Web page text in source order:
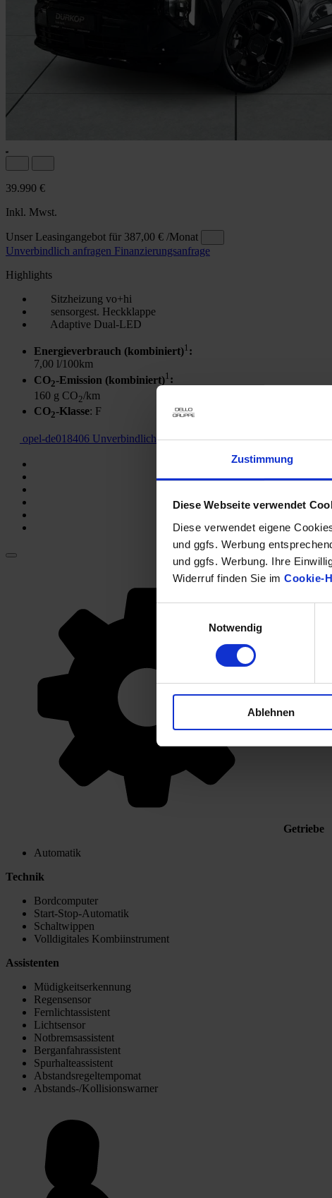
Zustimmung
Diese Webseite verwendet
Diese verwendet eigene
und ggfs. Werbung
und ggfs. Werbung. Ihre
Widerruf finden Sie im Cookie-
Notwendig
Ablehnen
39.990 €
Inkl. Mwst.
Unser Leasingangebot für 387,00 € /Monat
Unverbindlich anfragen Finanzierungsanfrage
Highlights
Sitzheizung vo+hi
sensorgest. Heckklappe
Adaptive Dual-LED
Energieverbrauch (kombiniert)1 :
7,00 l/100km
CO2-Emission (kombiniert)1 :
160 g CO2/km
CO2-Klasse: F
opel-de018406 Unverbindlich anfragen Fahrzeug in Zahlung geben
Getriebe
Automatik
Technik
Bordcomputer
Start-Stop-Automatik
Schaltwippen
Volldigitales Kombiinstrument
Assistenten
Müdigkeitserkennung
Regensensor
Fernlichtassistent
Lichtsensor
Notbremsassistent
Berganfahrassistent
Spurhalteassistent
Abstandsregeltempomat
Abstands-/Kollisionswarner